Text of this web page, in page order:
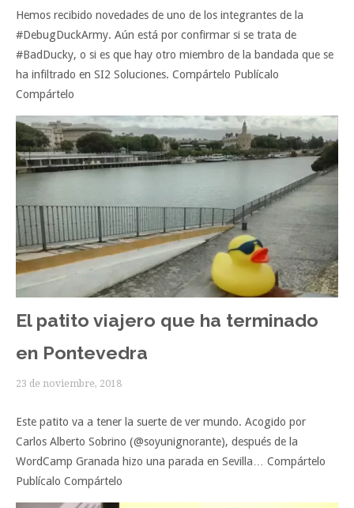
Hemos recibido novedades de uno de los integrantes de la
#DebugDuckArmy. Aún está por confirmar si se trata de
#BadDucky, o si es que hay otro miembro de la bandada que se
ha infiltrado en SI2 Soluciones. Compártelo Publícalo
Compártelo
El patito viajero que ha terminado
en Pontevedra
23 de noviembre, 2018
Este patito va a tener la suerte de ver mundo. Acogido por
Carlos Alberto Sobrino (@soyunignorante), después de la
WordCamp Granada hizo una parada en Sevilla… Compártelo
Publícalo Compártelo